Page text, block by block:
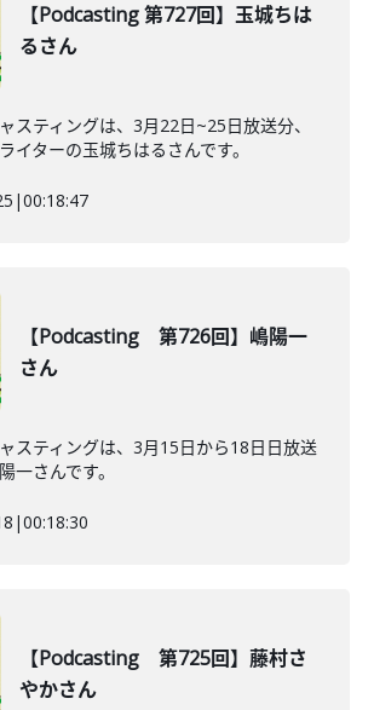
【Podcasting 第727回】玉城ちは
るさん
スティングは、3月22日~25日放送分、
イターの玉城ちはるさんです。
|00:18:47
【Podcasting 第726回】嶋陽一
さん
スティングは、3月15日から18日日放送
一さんです。
|00:18:30
【Podcasting 第725回】藤村さ
やかさん